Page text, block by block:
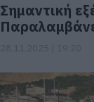
Σημαντική